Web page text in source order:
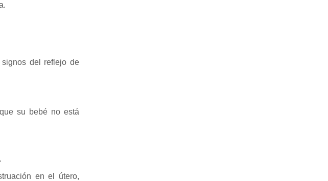
del reflejo de
su bebé no está
en el útero,